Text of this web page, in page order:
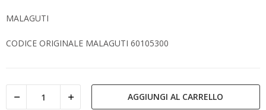
MALAGUTI
CODICE ORIGINALE MALAGUTI 60105300
AGGIUNGI AL CARRELLO